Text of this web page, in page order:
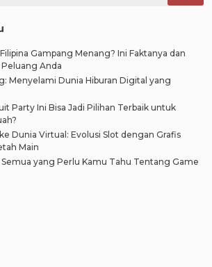
Gampang Menang? Ini Faktanya dan
Anda
Menyelami Dunia Hiburan Digital yang
Party Ini Bisa Jadi Pilihan Terbaik untuk
Dunia Virtual: Evolusi Slot dengan Grafis
Main
yang Perlu Kamu Tahu Tentang Game